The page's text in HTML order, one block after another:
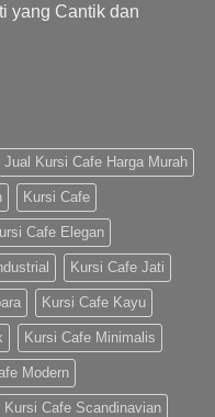
yang Cantik dan
Jual Kursi Cafe Harga Murah
Kursi Cafe
Cafe Elegan
Kursi Cafe Jati
Kursi Cafe Kayu
Kursi Cafe Minimalis
Modern
Kursi Cafe Scandinavian